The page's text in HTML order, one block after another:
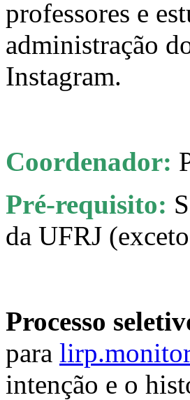
professores e
administração
Instagram.
Coordenador:
Pré-requisito:
da UFRJ
Processo
para
intenção e o